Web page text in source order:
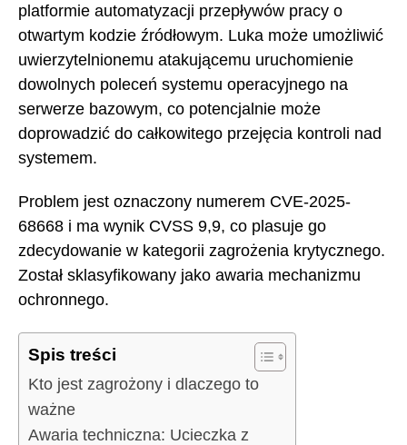
platformie automatyzacji przepływów pracy o
otwartym kodzie źródłowym. Luka może umożliwić
uwierzytelnionemu atakującemu uruchomienie
dowolnych poleceń systemu operacyjnego na
serwerze bazowym, co potencjalnie może
doprowadzić do całkowitego przejęcia kontroli nad
systemem.
Problem jest oznaczony numerem CVE-2025-
68668 i ma wynik CVSS 9,9, co plasuje go
zdecydowanie w kategorii zagrożenia krytycznego.
Został sklasyfikowany jako awaria mechanizmu
ochronnego.
Spis treści
Kto jest zagrożony i dlaczego to
ważne
Awaria techniczna: Ucieczka z